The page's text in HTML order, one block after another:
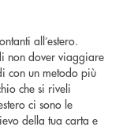
all’estero.
non dover viaggiare
con un metodo più
che si riveli
ci sono le
della tua carta e